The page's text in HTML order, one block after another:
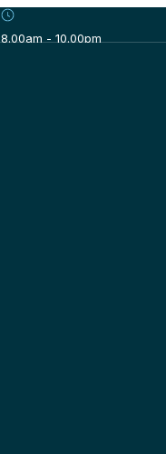
8.00am - 10.00pm